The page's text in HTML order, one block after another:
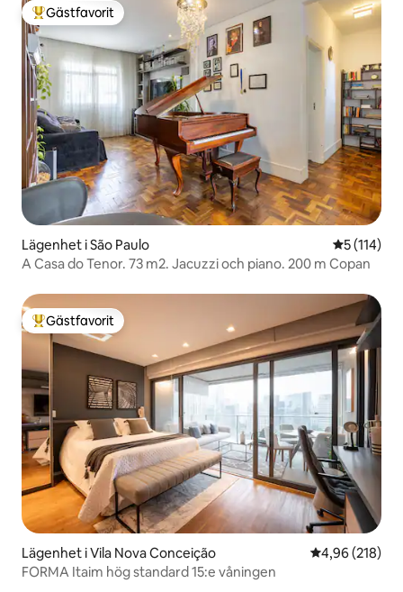
Populär gästfavorit
Gästfavorit
Lägenhet i São Paulo 5 av 5 i
5 (114)
A Casa do Tenor. 73 m2. Jacuzzi och piano. 200 m Copan
Populär gästfavorit
Gästfavorit
Lägenhet i Vila Nova Conceição 4,96 av 5 i
4,96 (218)
FORMA Itaim hög standard 15:e våningen